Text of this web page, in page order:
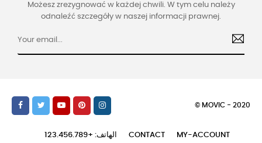
Możesz zrezygnować w każdej chwili. W tym celu należy
odnaleźć szczegóły w naszej informacji prawnej.
© MOVIC - 2020
الهاتف: +123.456.789 CONTACT MY-ACCOUNT